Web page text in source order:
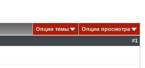
Опции темы
Опции просмотра
#1